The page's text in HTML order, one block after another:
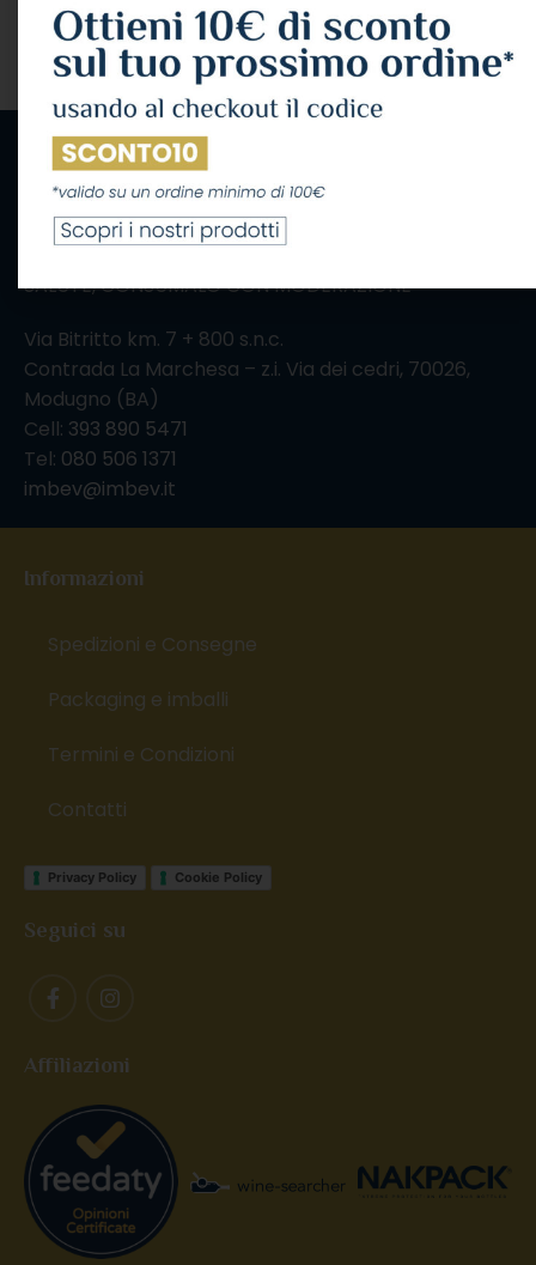
SALUTE, CONSUMALO CON MODERAZIONE
Via Bitritto km. 7 + 800 s.n.c.
Contrada La Marchesa – z.i. Via dei cedri, 70026,
Modugno (BA)
Cell: 393 890 5471
Tel: 080 506 1371
imbev@imbev.it
Informazioni
Spedizioni e Consegne
Packaging e imballi
Termini e Condizioni
Contatti
Privacy Policy Cookie Policy
Seguici su
Affiliazioni